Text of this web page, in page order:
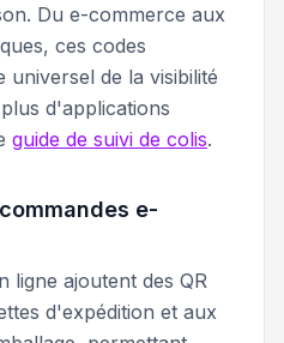
Du e-commerce aux
ces codes
de la visibilité
d'applications
guide de suivi de colis.
e-
ligne ajoutent des QR
d'expédition et aux